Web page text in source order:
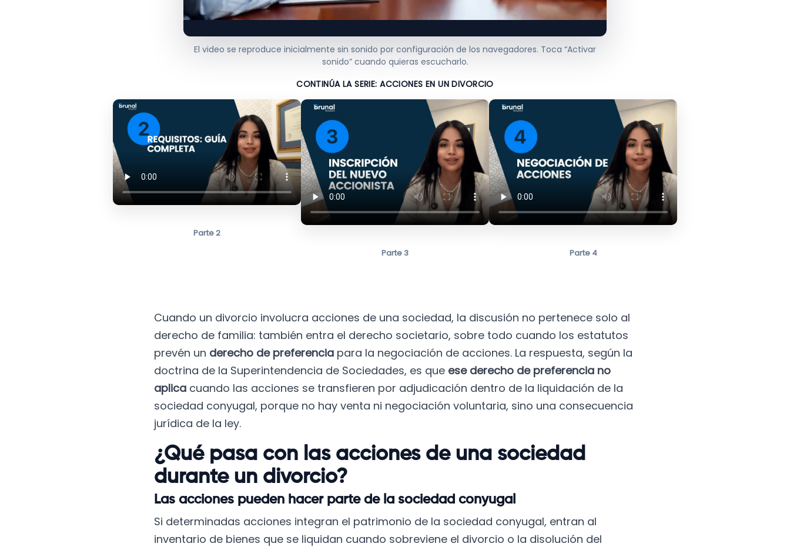
El video se reproduce inicialmente sin sonido por configuración de los navegadores. Toca “Activar
sonido” cuando quieras escucharlo.
CONTINÚA LA SERIE: ACCIONES EN UN DIVORCIO
Parte 2
Parte 3
Parte 4
Cuando un divorcio involucra acciones de una sociedad, la discusión no pertenece solo al
derecho de familia: también entra el derecho societario, sobre todo cuando los estatutos
prevén un derecho de preferencia para la negociación de acciones. La respuesta, según la
doctrina de la Superintendencia de Sociedades, es que ese derecho de preferencia no
aplica cuando las acciones se transfieren por adjudicación dentro de la liquidación de la
sociedad conyugal, porque no hay venta ni negociación voluntaria, sino una consecuencia
jurídica de la ley.
¿Qué pasa con las acciones de una sociedad
durante un divorcio?
Las acciones pueden hacer parte de la sociedad conyugal
Si determinadas acciones integran el patrimonio de la sociedad conyugal, entran al
inventario de bienes que se liquidan cuando sobreviene el divorcio o la disolución del